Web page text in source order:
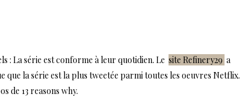
: La série est conforme à leur quotidien. Le site Refinery29 a
la série est la plus tweetée parmi toutes les oeuvres Netflix.
de 13 reasons why.